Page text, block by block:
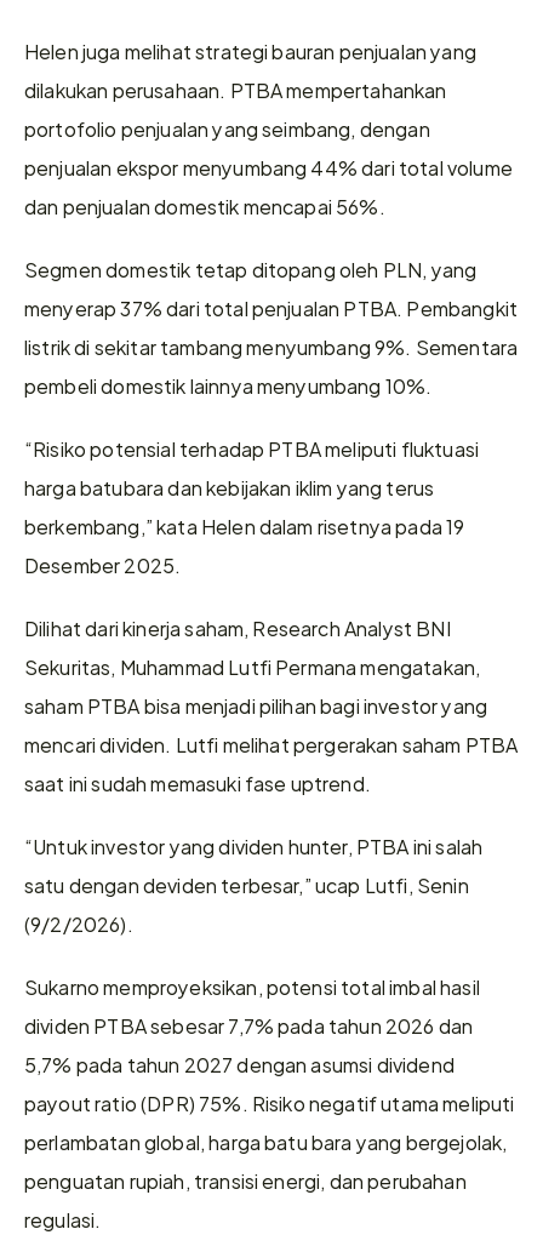
Helen juga melihat strategi bauran penjualan yang
dilakukan perusahaan. PTBA mempertahankan
portofolio penjualan yang seimbang, dengan
penjualan ekspor menyumbang 44% dari total volume
dan penjualan domestik mencapai 56%.
Segmen domestik tetap ditopang oleh PLN, yang
menyerap 37% dari total penjualan PTBA. Pembangkit
listrik di sekitar tambang menyumbang 9%. Sementara
pembeli domestik lainnya menyumbang 10%.
“Risiko potensial terhadap PTBA meliputi fluktuasi
harga batubara dan kebijakan iklim yang terus
berkembang,” kata Helen dalam risetnya pada 19
Desember 2025.
Dilihat dari kinerja saham, Research Analyst BNI
Sekuritas, Muhammad Lutfi Permana mengatakan,
saham PTBA bisa menjadi pilihan bagi investor yang
mencari dividen. Lutfi melihat pergerakan saham PTBA
saat ini sudah memasuki fase uptrend.
“Untuk investor yang dividen hunter, PTBA ini salah
satu dengan deviden terbesar,” ucap Lutfi, Senin
(9/2/2026).
Sukarno memproyeksikan, potensi total imbal hasil
dividen PTBA sebesar 7,7% pada tahun 2026 dan
5,7% pada tahun 2027 dengan asumsi dividend
payout ratio (DPR) 75%. Risiko negatif utama meliputi
perlambatan global, harga batu bara yang bergejolak,
penguatan rupiah, transisi energi, dan perubahan
regulasi.